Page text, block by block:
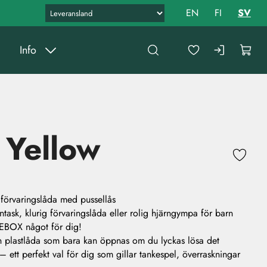
Info
EN FI SV
med pussellås
klurig förvaringslåda eller rolig hjärngympa för barn
något för dig!
som bara kan öppnas om du lyckas lösa det
ett perfekt val för dig som gillar tankespel, överraskningar